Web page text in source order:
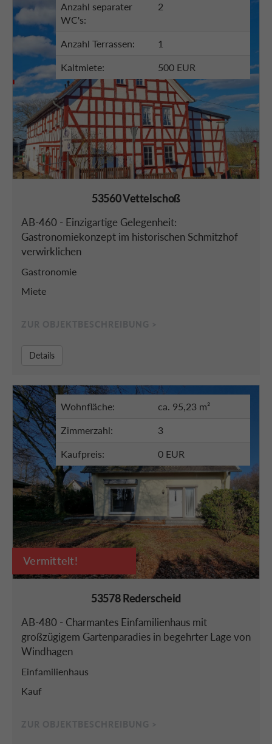
Anzahl separater
WC's:
2
Anzahl Terrassen: 1
Kaltmiete: 500 EUR
53560 Vettelschoß
AB-460 - Einzigartige Gelegenheit:
Gastronomiekonzept im historischen Schmitzhof
verwirklichen
Gastronomie
Miete
Details
Vermittelt!
Wohnfläche: ca. 95,23 m²
Zimmerzahl: 3
Kaufpreis: 0 EUR
53578 Rederscheid
AB-480 - Charmantes Einfamilienhaus mit
großzügigem Gartenparadies in begehrter Lage von
Windhagen
Einfamilienhaus
Kauf